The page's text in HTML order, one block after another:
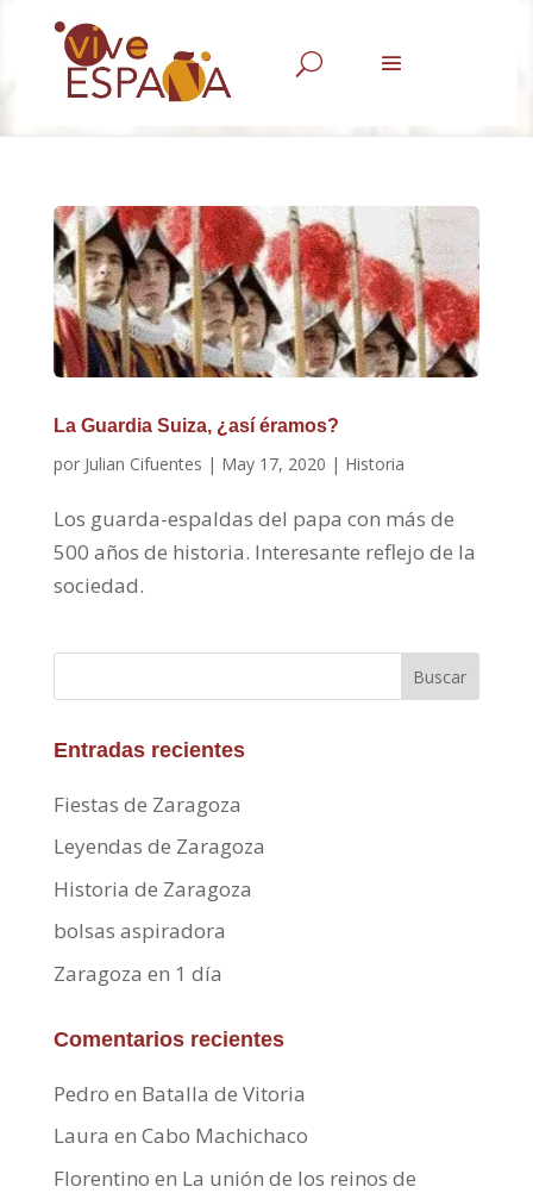
U
La Guardia Suiza, ¿así éramos?
por Julian Cifuentes | May 17, 2020 | Historia
Los guarda-espaldas del papa con más de
500 años de historia. Interesante reflejo de la
sociedad.
Buscar
Entradas recientes
Fiestas de Zaragoza
Leyendas de Zaragoza
Historia de Zaragoza
bolsas aspiradora
Zaragoza en 1 día
Comentarios recientes
Pedro en Batalla de Vitoria
Laura en Cabo Machichaco
Florentino en La unión de los reinos de